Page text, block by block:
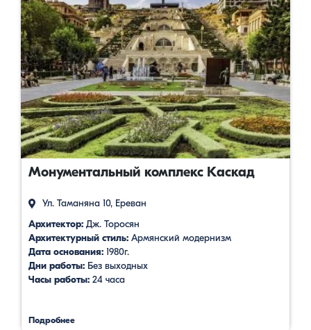
Монументальный комплекс Каскад
Ул. Таманяна 10, Ереван
Архитектор: Дж. Торосян
Архитектурный стиль: Армянский модернизм
Дата основания: 1980г.
Дни работы: Без выходных
Часы работы: 24 часа
Подробнее